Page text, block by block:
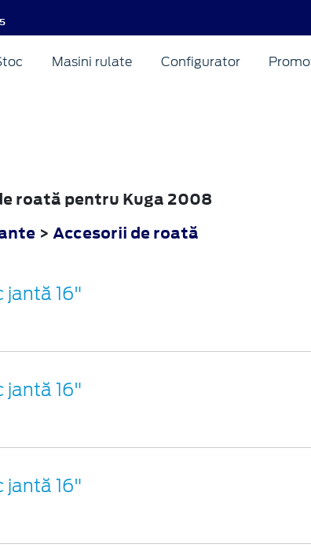
Masini rulate Configurator
roată pentru Kuga 2008
> Accesorii de roată
jantă 16"
jantă 16"
jantă 16"